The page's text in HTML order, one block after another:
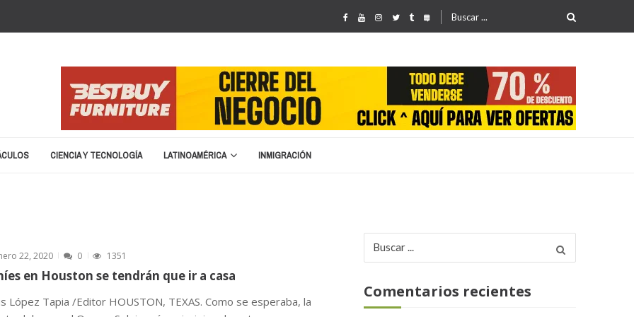
Buscar
CIENCIA Y TECNOLOGÍA LATINOAMÉRICA INMIGRACIÓN
migratoria: “No vamos a devolver a un terrorist...
22, 2020 0 1351
en Houston se tendrán que ir a casa
López Tapia /Editor HOUSTON, TEXAS. Como se esperaba, la
por:
Comentarios recientes